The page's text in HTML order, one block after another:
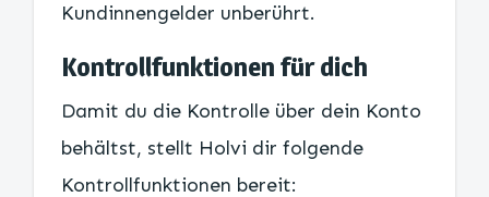
Kundinnengelder unberührt.
Kontrollfunktionen für dich
Damit du die Kontrolle über dein Konto
behältst, stellt Holvi dir folgende
Kontrollfunktionen bereit: